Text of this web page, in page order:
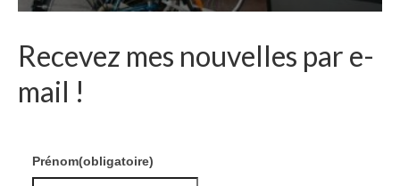
Recevez mes nouvelles par e-
mail !
Prénom(obligatoire)